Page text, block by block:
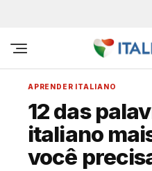
APRENDER ITALIANO
12 das
italiano
você